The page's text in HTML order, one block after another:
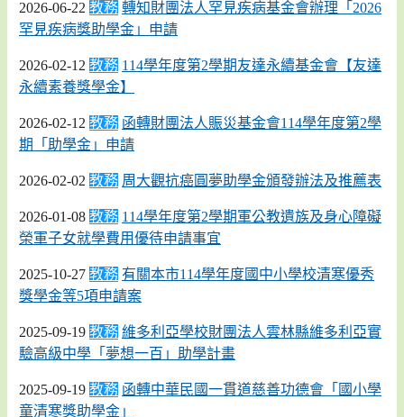
2026-06-22 教務 轉知財團法人罕見疾病基金會辦理「2026
罕見疾病獎助學金」申請
2026-02-12 教務 114學年度第2學期友達永續基金會【友達
永續素養獎學金】
2026-02-12 教務 函轉財團法人賑災基金會114學年度第2學
期「助學金」申請
2026-02-02 教務 周大觀抗癌圓夢助學金頒發辦法及推薦表
2026-01-08 教務 114學年度第2學期軍公教遺族及身心障礙
榮軍子女就學費用優待申請事宜
2025-10-27 教務 有關本市114學年度國中小學校清寒優秀
獎學金等5項申請案
2025-09-19 教務 維多利亞學校財團法人雲林縣維多利亞實
驗高級中學「夢想一百」助學計畫
2025-09-19 教務 函轉中華民國一貫道慈善功德會「國小學
童清寒獎助學金」